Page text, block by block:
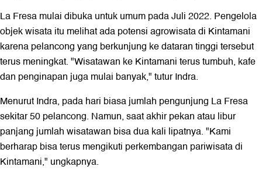
La Fresa mulai dibuka untuk umum pada Juli 2022. Pengelola
objek wisata itu melihat ada potensi agrowisata di Kintamani
karena pelancong yang berkunjung ke dataran tinggi tersebut
terus meningkat. "Wisatawan ke Kintamani terus tumbuh, kafe
dan penginapan juga mulai banyak," tutur Indra.
Menurut Indra, pada hari biasa jumlah pengunjung La Fresa
sekitar 50 pelancong. Namun, saat akhir pekan atau libur
panjang jumlah wisatawan bisa dua kali lipatnya. "Kami
berharap bisa terus mengikuti perkembangan pariwisata di
Kintamani," ungkapnya.